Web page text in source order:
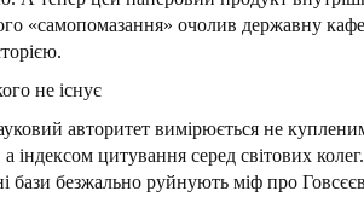
«самопомазання» очолив державну
не існує
авторитет вимірюється не
індексом цитування серед світових
бази безжально руйнують міф про